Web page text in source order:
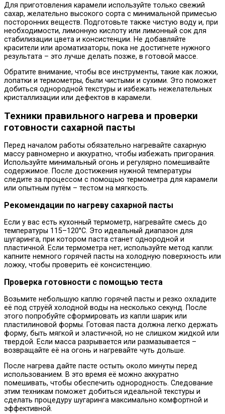
Для приготовления карамели используйте только свежий
сахар, желательно высокого сорта с минимальной примесью
посторонних веществ. Подготовьте также чистую воду и, при
необходимости, лимонную кислоту или лимонный сок для
стабилизации цвета и консистенции. Не добавляйте
красители или ароматизаторы, пока не достигнете нужного
результата – это лучше делать позже, в готовой массе.
Обратите внимание, чтобы все инструменты, такие как ложки,
лопатки и термометры, были чистыми и сухими. Это поможет
добиться однородной текстуры и избежать нежелательных
кристаллизации или дефектов в карамели.
Техники правильного нагрева и проверки
готовности сахарной пасты
Перед началом работы обязательно нагревайте сахарную
массу равномерно и аккуратно, чтобы избежать пригорания.
Используйте минимальный огонь и регулярно помешивайте
содержимое. После достижения нужной температуры
следите за процессом с помощью термометра для карамели
или опытным путём – тестом на мягкость.
Рекомендации по нагреву сахарной пасты
Если у вас есть кухонный термометр, нагревайте смесь до
температуры 115–120°C. Это идеальный диапазон для
шугаринга, при котором паста станет однородной и
пластичной. Если термометра нет, используйте метод капли:
капните немного горячей пасты на холодную поверхность или
ложку, чтобы проверить её консистенцию.
Проверка готовности с помощью теста
Возьмите небольшую каплю горячей пасты и резко охладите
её под струёй холодной воды на несколько секунд. После
этого попробуйте сформировать из капли шарик или
пластилиновой формы. Готовая паста должна легко держать
форму, быть мягкой и эластичной, но не слишком жидкой или
твердой. Если масса разрывается или размазывается –
возвращайте её на огонь и нагревайте чуть дольше.
После нагрева дайте пасте остыть около минуты перед
использованием. В это время её можно аккуратно
помешивать, чтобы обеспечить однородность. Следование
этим техникам поможет добиться идеальной текстуры и
сделать процедуру шугаринга максимально комфортной и
эффективной.